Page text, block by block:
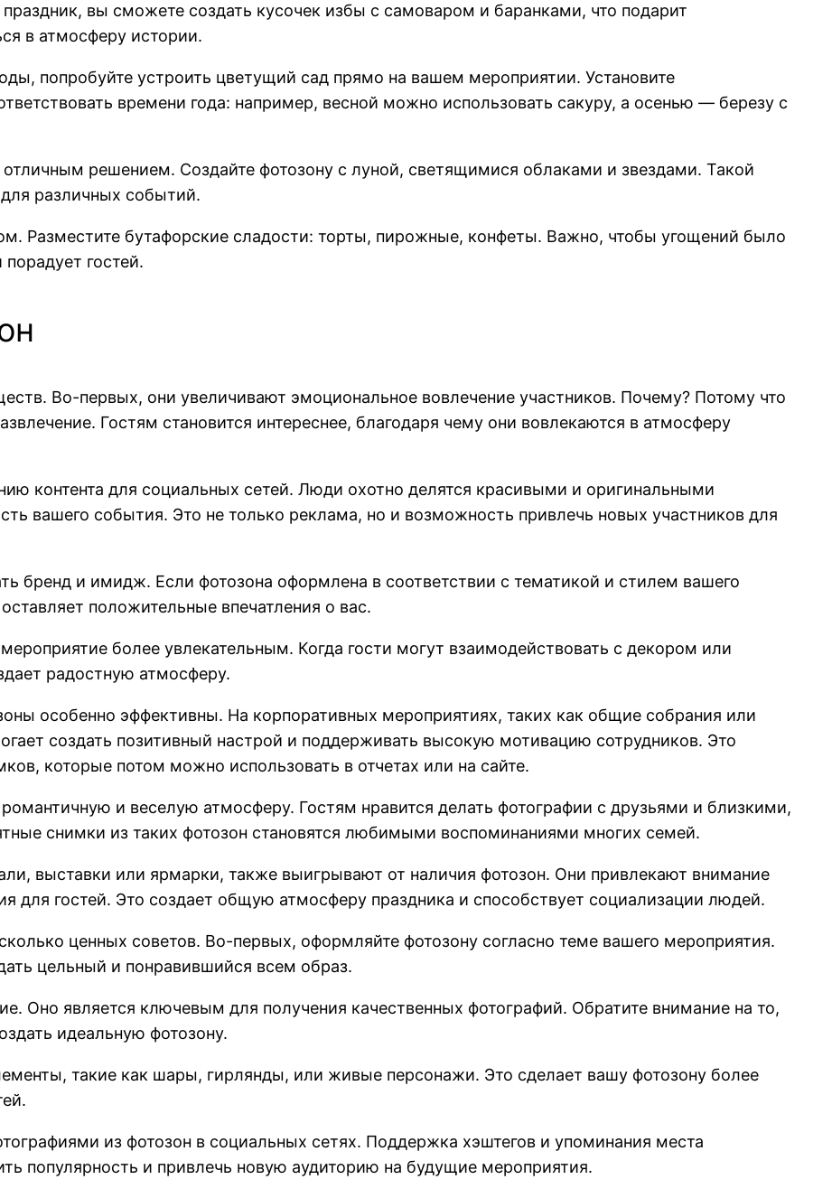
вы сможете создать кусочек избы с самоваром и баранками, что подарит
в атмосферу истории.
попробуйте устроить цветущий сад прямо на вашем мероприятии. Установите
времени года: например, весной можно использовать сакуру, а осенью — березу с
решением. Создайте фотозону с луной, светящимися облаками и звездами. Такой
различных событий.
Разместите бутафорские сладости: торты, пирожные, конфеты. Важно, чтобы угощений было
гостей.
Во-первых, они увеличивают эмоциональное вовлечение участников. Почему? Потому что
Гостям становится интереснее, благодаря чему они вовлекаются в атмосферу
контента для социальных сетей. Люди охотно делятся красивыми и оригинальными
вашего события. Это не только реклама, но и возможность привлечь новых участников для
бренд и имидж. Если фотозона оформлена в соответствии с тематикой и стилем вашего
положительные впечатления о вас.
более увлекательным. Когда гости могут взаимодействовать с декором или
радостную атмосферу.
особенно эффективны. На корпоративных мероприятиях, таких как общие собрания или
создать позитивный настрой и поддерживать высокую мотивацию сотрудников. Это
которые потом можно использовать в отчетах или на сайте.
и веселую атмосферу. Гостям нравится делать фотографии с друзьями и близкими,
снимки из таких фотозон становятся любимыми воспоминаниями многих семей.
выставки или ярмарки, также выигрывают от наличия фотозон. Они привлекают внимание
для гостей. Это создает общую атмосферу праздника и способствует социализации людей.
ценных советов. Во-первых, оформляйте фотозону согласно теме вашего мероприятия.
цельный и понравившийся всем образ.
Оно является ключевым для получения качественных фотографий. Обратите внимание на то,
идеальную фотозону.
такие как шары, гирлянды, или живые персонажи. Это сделает вашу фотозону более
из фотозон в социальных сетях. Поддержка хэштегов и упоминания места
популярность и привлечь новую аудиторию на будущие мероприятия.